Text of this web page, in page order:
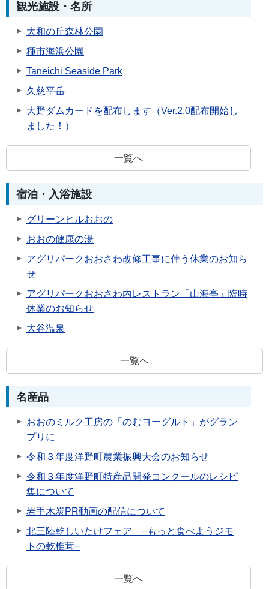
観光施設・名所
大和の丘森林公園
種市海浜公園
Taneichi Seaside Park
久慈平岳
大野ダムカードを配布します（Ver.2.0配布開始し
ました！）
一覧へ
宿泊・入浴施設
グリーンヒルおおの
おおの健康の湯
アグリパークおおさわ改修工事に伴う休業のお知ら
せ
アグリパークおおさわ内レストラン「山海亭」臨時
休業のお知らせ
大谷温泉
一覧へ
名産品
おおのミルク工房の「のむヨーグルト」がグラン
プリに
令和３年度洋野町農業振興大会のお知らせ
令和３年度洋野町特産品開発コンクールのレシピ
集について
岩手木炭PR動画の配信について
北三陸乾しいたけフェア −もっと食べようジモ
トの乾椎茸−
一覧へ